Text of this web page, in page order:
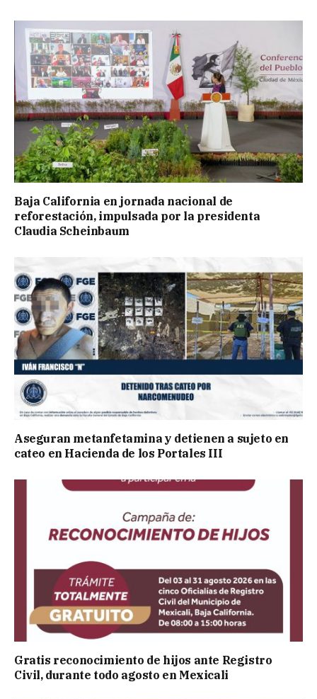
Baja California en jornada nacional de
reforestación, impulsada por la presidenta
Claudia Scheinbaum
Aseguran metanfetamina y detienen a sujeto en
cateo en Hacienda de los Portales III
Gratis reconocimiento de hijos ante Registro
Civil, durante todo agosto en Mexicali